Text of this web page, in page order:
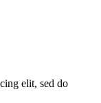
elit, sed do